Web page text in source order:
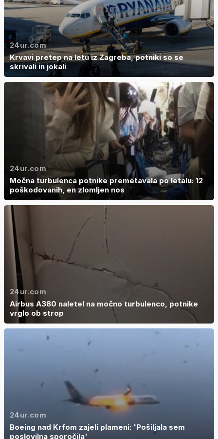
24ur.com
Krvavi pretep na letu iz Zagreba, potniki so se
skrivali in jokali
24ur.com
Močna turbulenca potnike premetavala po letalu: 12
poškodovanih, en zlomljen nos
24ur.com
Airbus A380 naletel na močno turbulenco, potnike
vrglo ob strop
24ur.com
Boeing nad Krfom zajeli plameni: 'Pošiljala sem
poslovilna sporočila'